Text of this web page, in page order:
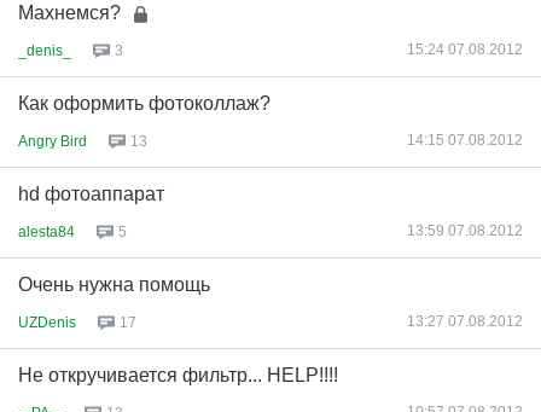
Махнемся?
_denis_ 3 15:24 07.08.2012
Как оформить фотоколлаж?
Angry Bird 13 14:15 07.08.2012
hd фотоаппарат
alesta84 5 13:59 07.08.2012
Очень нужна помощь
UZDenis 17 13:27 07.08.2012
Не откручивается фильтр... HELP!!!!